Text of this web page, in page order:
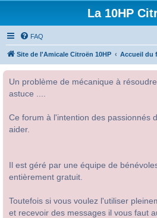
La 10HP
FAQ
Site de l'Amicale Citroën 10HP Accueil du
Un problème de mécanique à
astuce ....
Ce forum à l'intention des passionnés
aider.
Il est géré par une équipe de
entièrement gratuit.
Toutefois si vous voulez l'utiliser
et recevoir des messages il vous faut